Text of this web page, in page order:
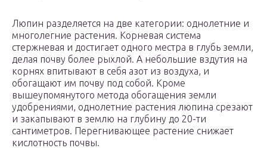
Люпин разделяется на две категории: однолетние и
многолегние растения. Корневая система
стержневая и достигает одного местра в глубь земли,
делая почву более рыхлой. А небольшие вздутия на
корнях впитывают в себя азот из воздуха, и
обогащают им почву под собой. Кроме
вышеупомянутого метода обогащения земли
удобрениями, однолетние растения люпина срезают
и закапывают в землю на глубину до 20-ти
сантиметров. Перегнивающее растение снижает
кислотность почвы.